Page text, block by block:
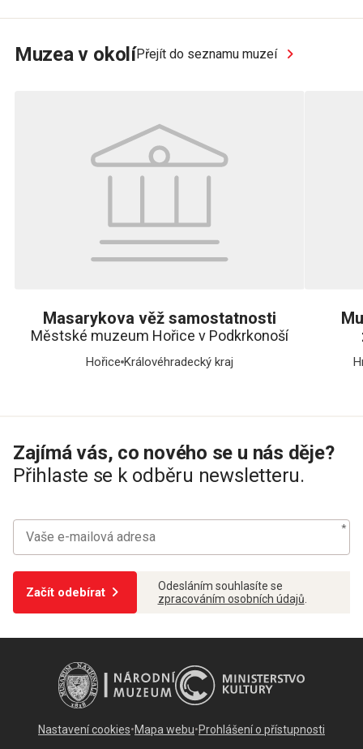
Muzea v okolíPřejít do seznamu muzeí
Masarykova věž samostatnosti
Městské muzeum Hořice v Podkrkonoší
Hořice Královéhradecký kraj
Zajímá vás, co nového se u nás děje?
Přihlaste se k odběru newsletteru.
Začít odebírat
Odesláním souhlasíte se
zpracováním osobních údajů.
Nastavení cookies•Mapa webu•Prohlášení o přístupnosti